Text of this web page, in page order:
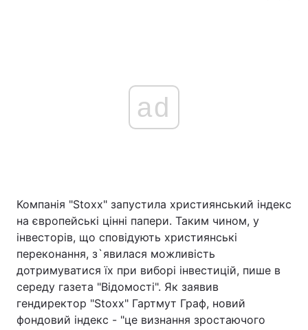
ad
Компанія "Stoxx" запустила християнський індекс
на європейські цінні папери. Таким чином, у
інвесторів, що сповідують християнські
переконання, з`явилася можливість
дотримуватися їх при виборі інвестицій, пише в
середу газета "Відомості". Як заявив
гендиректор "Stoxx" Гартмут Граф, новий
фондовий індекс - "це визнання зростаючого